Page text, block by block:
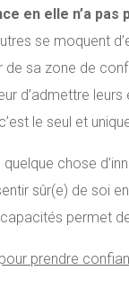
en elle n’a
se moquent
sa zone de
d’admettre
le seul et
chose
sûr(e) de soi
permet
prendre